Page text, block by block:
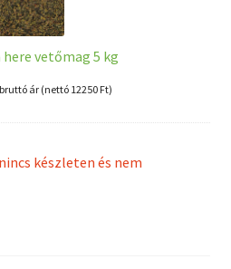
z
s
a
r
v
here vetőmag 5 kg
bruttó ár (nettó 12250 Ft)
készleten és nem